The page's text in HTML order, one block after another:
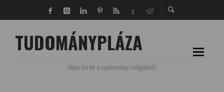
TUDOMÁNYPLÁZA
Napi hírek a tudomány világából.